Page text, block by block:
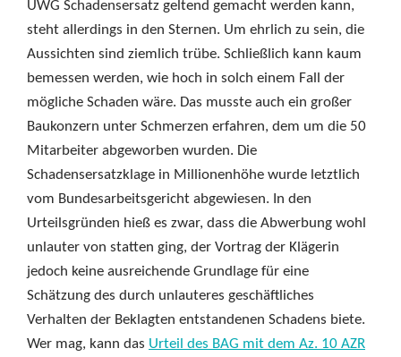
UWG Schadensersatz geltend gemacht werden kann,
steht allerdings in den Sternen. Um ehrlich zu sein, die
Aussichten sind ziemlich trübe. Schließlich kann kaum
bemessen werden, wie hoch in solch einem Fall der
mögliche Schaden wäre. Das musste auch ein großer
Baukonzern unter Schmerzen erfahren, dem um die 50
Mitarbeiter abgeworben wurden. Die
Schadensersatzklage in Millionenhöhe wurde letztlich
vom Bundesarbeitsgericht abgewiesen. In den
Urteilsgründen hieß es zwar, dass die Abwerbung wohl
unlauter von statten ging, der Vortrag der Klägerin
jedoch keine ausreichende Grundlage für eine
Schätzung des durch unlauteres geschäftliches
Verhalten der Beklagten entstandenen Schadens biete.
Wer mag, kann das Urteil des BAG mit dem Az. 10 AZR